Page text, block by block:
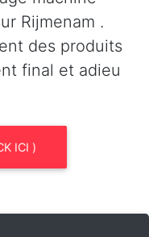
Rijmenam .
des produits
final et adieu
ICI )